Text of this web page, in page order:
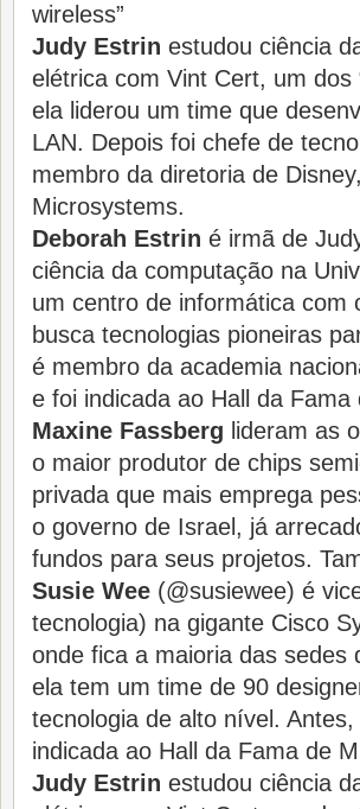
wireless”
Judy Estrin estudou ciência
elétrica com Vint Cert, um dos
ela liderou um time que
LAN. Depois foi chefe de
membro da diretoria de
Microsystems.
Deborah Estrin é irmã de
ciência da computação na
um centro de informática com
busca tecnologias pioneiras
é membro da academia
e foi indicada ao Hall da
Maxine Fassberg lideram as
o maior produtor de chips
privada que mais emprega
o governo de Israel, já
fundos para seus projetos.
Susie Wee (@susiewee) é
tecnologia) na gigante Cisco
onde fica a maioria das sedes
ela tem um time de 90
tecnologia de alto nível.
indicada ao Hall da Fama de
Judy Estrin estudou ciência